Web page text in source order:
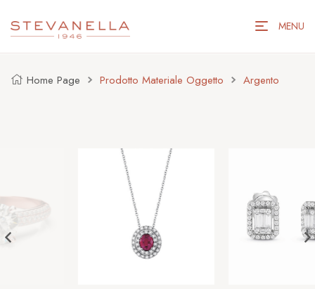
MENU
Home Page Prodotto Materiale Oggetto Argento